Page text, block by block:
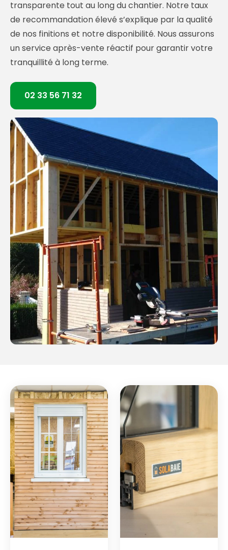
transparente tout au long du chantier. Notre taux
de recommandation élevé s’explique par la qualité
de nos finitions et notre disponibilité. Nous assurons
un service après-vente réactif pour garantir votre
tranquillité à long terme.
02 33 56 71 32